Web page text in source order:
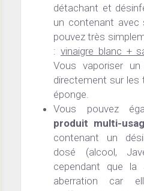
détachant et
un contenant
pouvez très
: vinaigre blanc +
Vous vaporiser
directement sur
éponge.
produit multi-
contenant un
dosé (alcool,
cependant que
aberration car